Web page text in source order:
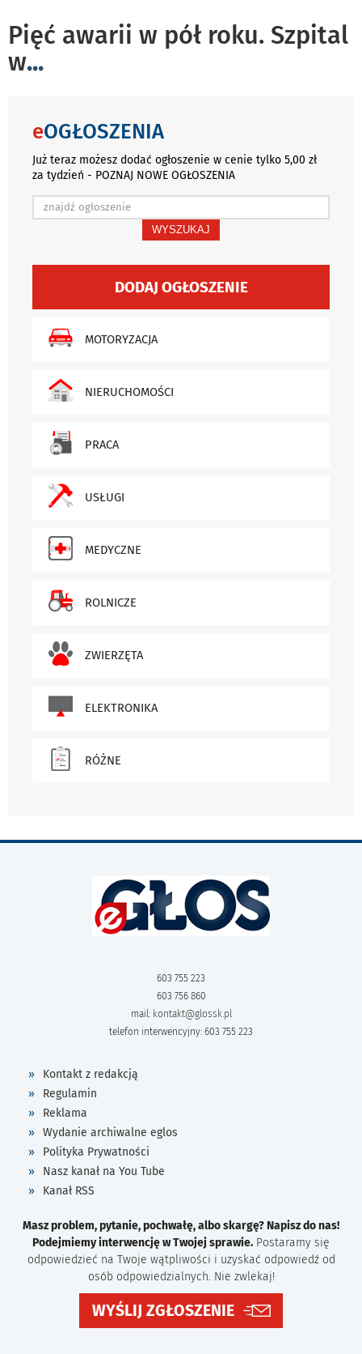
Pięć awarii w pół roku. Szpital
w...
eOGŁOSZENIA
Już teraz możesz dodać ogłoszenie w cenie tylko 5,00 zł
za tydzień - POZNAJ NOWE OGŁOSZENIA
WYSZUKAJ
DODAJ OGŁOSZENIE
MOTORYZACJA
NIERUCHOMOŚCI
PRACA
USŁUGI
MEDYCZNE
ROLNICZE
ZWIERZĘTA
ELEKTRONIKA
RÓŻNE
603 755 223
603 756 860
mail: kontakt@glossk.pl
telefon interwencyjny: 603 755 223
Kontakt z redakcją
Regulamin
Reklama
Wydanie archiwalne eglos
Polityka Prywatności
Nasz kanał na You Tube
Kanał RSS
Masz problem, pytanie, pochwałę, albo skargę? Napisz do nas!
Podejmiemy interwencję w Twojej sprawie. Postaramy się
odpowiedzieć na Twoje wątpliwości i uzyskać odpowiedź od
osób odpowiedzialnych. Nie zwlekaj!
WYŚLIJ ZGŁOSZENIE